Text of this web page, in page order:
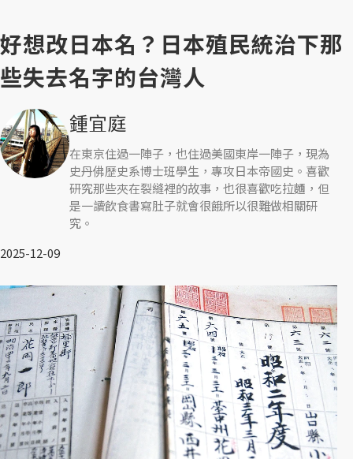
好想改日本名？日本殖民統治下那
些失去名字的台灣人
鍾宜庭
在東京住過一陣子，也住過美國東岸一陣子，現為
史丹佛歷史系博士班學生，專攻日本帝國史。喜歡
研究那些夾在裂縫裡的故事，也很喜歡吃拉麵，但
是一讀飲食書寫肚子就會很餓所以很難做相關研
究。
2025-12-09